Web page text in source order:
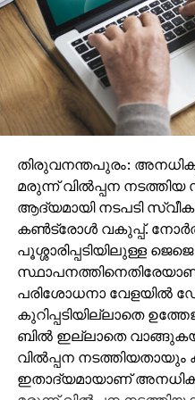
തിരുവനന്തപുരം:
മരുന്ന് വില്‍പ്പന
ആദ്യമായി നടപടി
കണ്‍ട്രോള്‍ വകുപ്പ്.
പൂശ്ശാരിപ്പടിയിലുള്ള
സ്ഥാപനത്തിനെതിരേയാണ്
പരിശോധനാ വേളയില്‍
കുറിപ്പടിയില്ലാതെ
ബില്‍ ഇല്ലാതെ
വില്‍പ്പന നടത്തിയതായും
ഇതാദ്യമായാണ്